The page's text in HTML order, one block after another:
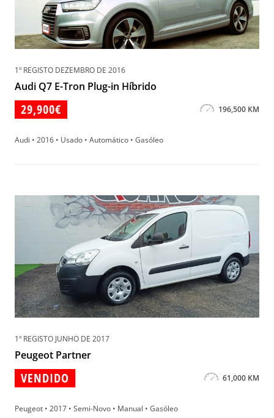
1º REGISTO DEZEMBRO DE 2016
Audi Q7 E-Tron Plug-in Híbrido
29,900€ 196,500 KM
Audi • 2016 • Usado • Automático • Gasóleo
1º REGISTO JUNHO DE 2017
Peugeot Partner
VENDIDO 61,000 KM
Peugeot • 2017 • Semi-Novo • Manual • Gasóleo